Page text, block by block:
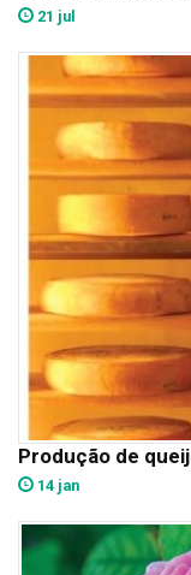
21 jul
Produção de
14 jan